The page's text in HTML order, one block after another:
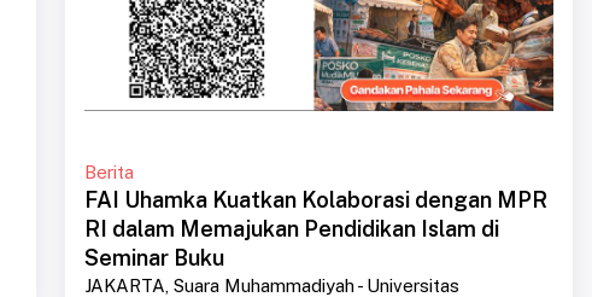
Berita
FAI Uhamka Kuatkan Kolaborasi dengan MPR
RI dalam Memajukan Pendidikan Islam di
Seminar Buku
JAKARTA, Suara Muhammadiyah - Universitas